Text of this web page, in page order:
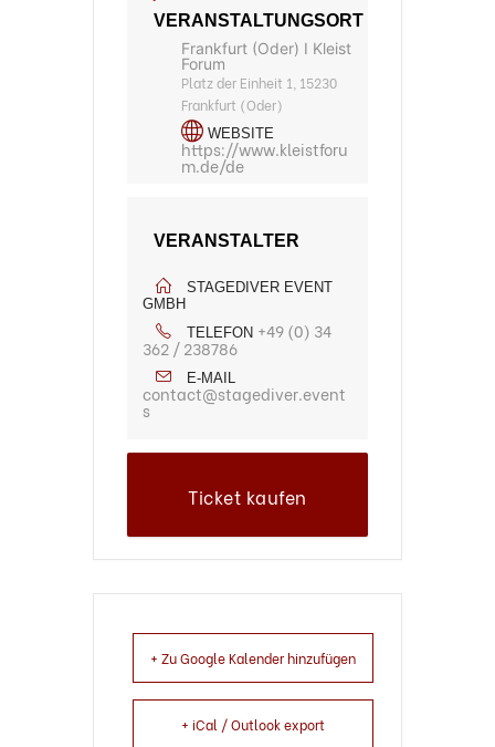
VERANSTALTUNGSORT
Frankfurt (Oder) I Kleist
Forum
Platz der Einheit 1, 15230
Frankfurt (Oder)
WEBSITE
https://www.kleistforu
m.de/de
VERANSTALTER
STAGEDIVER EVENT
GMBH
TELEFON +49 (0) 34
362 / 238786
E-MAIL
contact@stagediver.event
s
Ticket kaufen
+ Zu Google Kalender hinzufügen
+ iCal / Outlook export